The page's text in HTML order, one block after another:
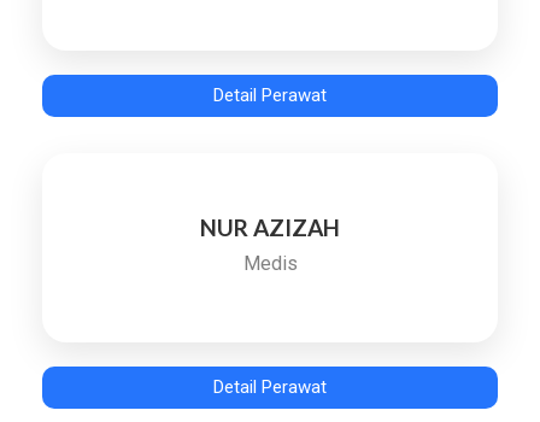
Detail Perawat
NUR AZIZAH
Medis
Detail Perawat